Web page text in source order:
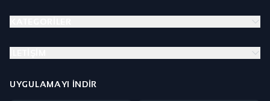
UYGULAMAYI İNDIR